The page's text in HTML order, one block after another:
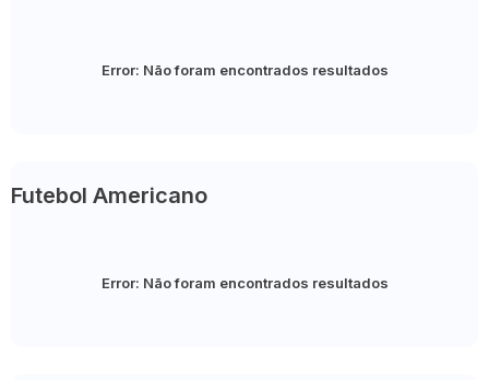
Error: Não foram encontrados resultados
Futebol Americano
Error: Não foram encontrados resultados